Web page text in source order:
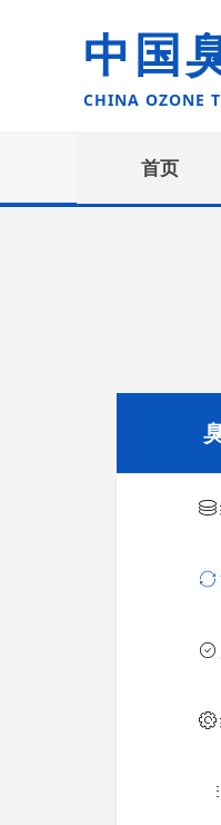
中国
CHINA OZONE
首页
ꀹ
ꀡ
ꄗ
ꂉ